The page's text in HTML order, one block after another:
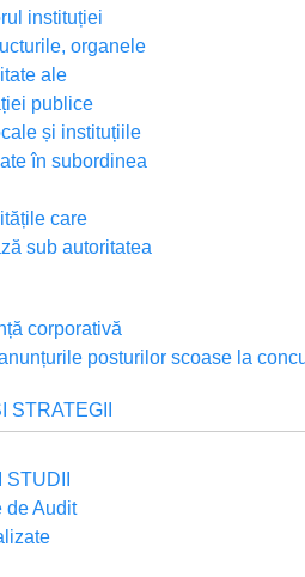
instituției
organele
ale
publice
și instituțiile
în subordinea
care
sub autoritatea
corporativă
posturilor scoase la
STRATEGII
de Audit